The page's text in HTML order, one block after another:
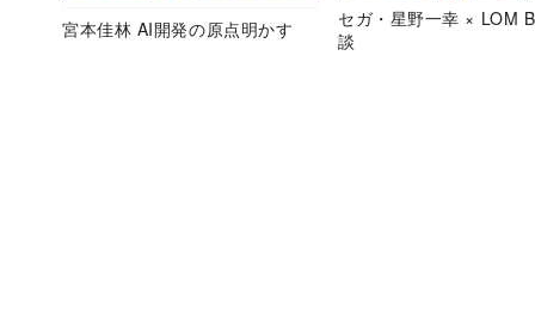
宮本佳林 AI開発の原点明かす
セガ・星野一幸 × LOM
談